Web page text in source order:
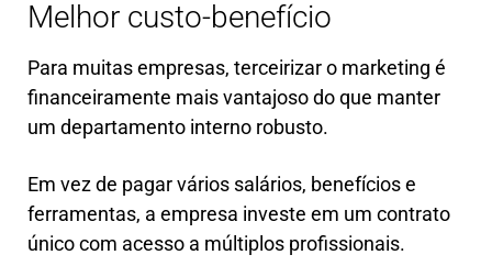
Melhor custo-benefício
Para muitas empresas, terceirizar o marketing é
financeiramente mais vantajoso do que manter
um departamento interno robusto.
Em vez de pagar vários salários, benefícios e
ferramentas, a empresa investe em um contrato
único com acesso a múltiplos profissionais.